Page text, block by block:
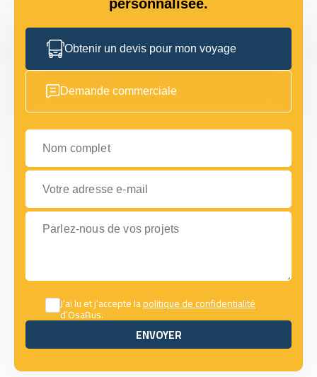
personnalisée.
Obtenir un devis pour mon voyage
Demande commerciale
Nom complet
Votre adresse e-mail
Parlez-nous de vos projets
J’ai lu et j’accepte lapolitique de confidentialité
d’OsaBus.
ENVOYER
ENVOYER